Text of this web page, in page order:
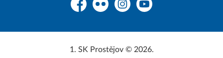
FacebookFlickr InstagramYouTube
1. SK Prostějov © 2026.